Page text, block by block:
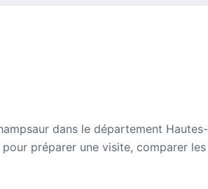
dans le département Hautes-
préparer une visite, comparer les